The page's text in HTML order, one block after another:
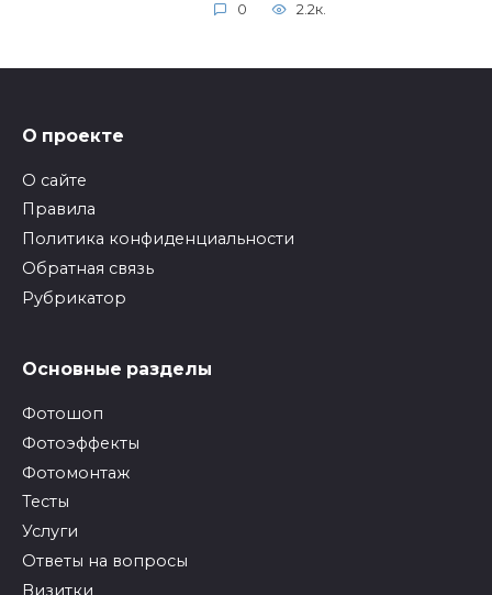
0 2.2к.
О проекте
О сайте
Правила
Политика конфиденциальности
Обратная связь
Рубрикатор
Основные разделы
Фотошоп
Фотоэффекты
Фотомонтаж
Тесты
Услуги
Ответы на вопросы
Визитки